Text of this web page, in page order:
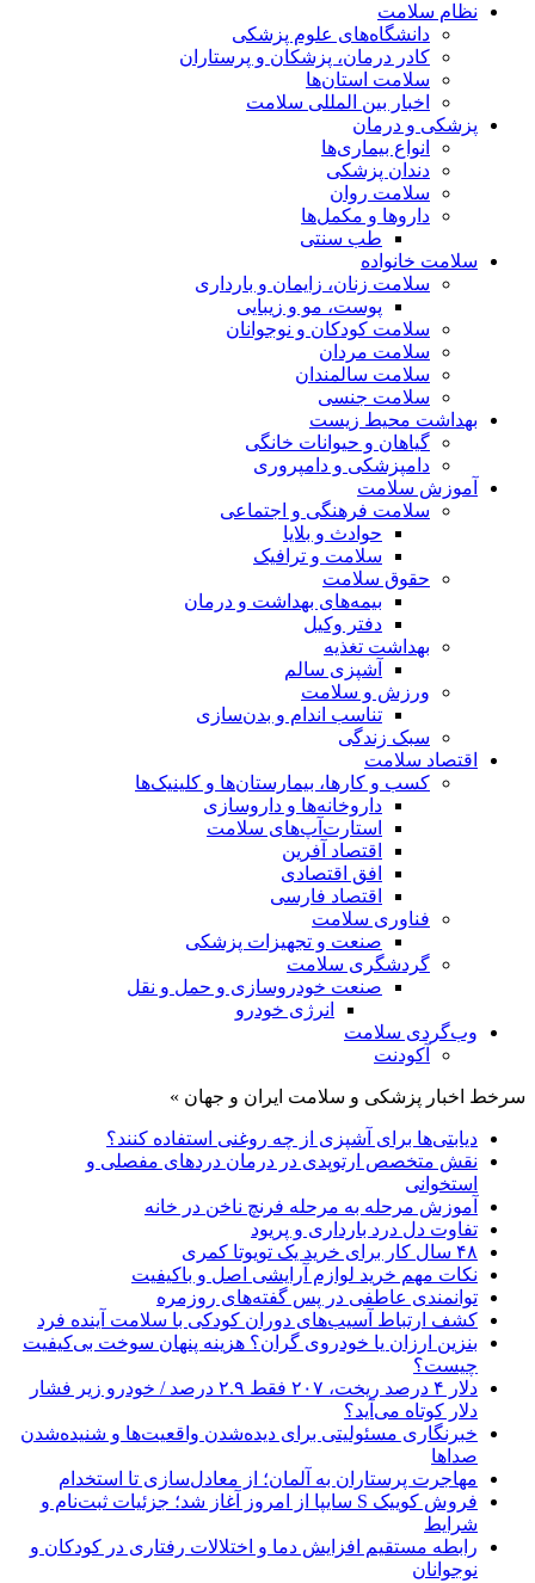
نظام سلامت
دانشگاه‌های علوم پزشکی
کادر درمان، پزشکان و پرستاران
سلامت استان‌ها
اخبار بین المللی سلامت
پزشکی و درمان
انواع بیماری‌ها
دندان پزشکی
سلامت روان
داروها و مکمل‌ها
طب سنتی
سلامت خانواده
سلامت زنان، زایمان و بارداری
پوست، مو و زیبایی
سلامت کودکان و نوجوانان
سلامت مردان
سلامت سالمندان
سلامت جنسی
بهداشت محیط زیست
گیاهان و حیوانات خانگی
دامپزشکی و دامپروری
آموزش سلامت
سلامت فرهنگی و اجتماعی
حوادث و بلایا
سلامت و ترافیک
حقوق سلامت
بیمه‌های بهداشت و درمان
دفتر وکیل
بهداشت تغذیه
آشپزی سالم
ورزش و سلامت
تناسب اندام و بدن‌سازی
سبک زندگی
اقتصاد سلامت
کسب و کارها، بیمارستان‌ها و کلینیک‌ها
داروخانه‌ها و داروسازی
استارت‌آپ‌های سلامت
اقتصاد آفرین
افق اقتصادی
اقتصاد فارسی
فناوری سلامت
صنعت و تجهیزات پزشکی
گردشگری سلامت
صنعت خودروسازی و حمل و نقل
انرژی خودرو
وب‌گردی سلامت
آکودنت
سرخط اخبار پزشکی و سلامت ایران و جهان »
دیابتی‌ها برای آشپزی از چه روغنی استفاده کنند؟
نقش متخصص ارتوپدی در درمان دردهای مفصلی و
استخوانی
آموزش مرحله به مرحله فرنچ ناخن در خانه
تفاوت دل درد بارداری و پریود
۴۸ سال کار برای خرید یک تویوتا کمری
نکات مهم خرید لوازم آرایشی اصل و باکیفیت
توانمندی عاطفی در پس گفته‌های روزمره
کشف ارتباط آسیب‌های دوران کودکی با سلامت آینده فرد
بنزین ارزان یا خودروی گران؟ هزینه پنهان سوخت بی‌کیفیت
چیست؟
دلار ۴ درصد ریخت، ۲۰۷ فقط ۲.۹ درصد / خودرو زیر فشار
دلار کوتاه می‌آید؟
خبرنگاری مسئولیتی برای دیده‌شدن واقعیت‌ها و شنیده‌شدن
صداها
مهاجرت پرستاران به آلمان؛ از معادل‌سازی تا استخدام
فروش کوییک S سایپا از امروز آغاز شد؛ جزئیات ثبت‌نام و
شرایط
رابطه مستقیم افزایش دما و اختلالات رفتاری در کودکان و
نوجوانان